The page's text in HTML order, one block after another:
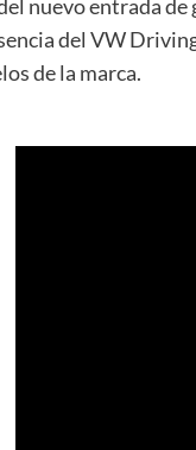
nuevo entrada de
del VW
de la marca.